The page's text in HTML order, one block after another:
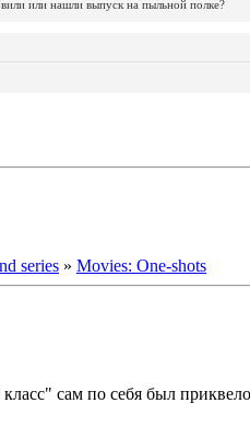
или нашли выпуск на пыльной полке?
series » Movies: One-shots
сам по себя был